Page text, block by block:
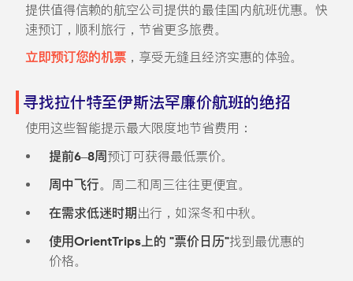
提供值得信赖的航空公司提供的最佳国内航班优惠。快
速预订，顺利旅行，节省更多旅费。
立即预订您的机票，享受无缝且经济实惠的体验。
寻找拉什特至伊斯法罕廉价航班的绝招
使用这些智能提示最大限度地节省费用：
提前6–8周预订可获得最低票价。
周中飞行。 周二和周三往往更便宜。
在需求低迷时期 出行，如深冬和中秋。
使用OrientTrips上的 "票价日历"找到最优惠的
价格。